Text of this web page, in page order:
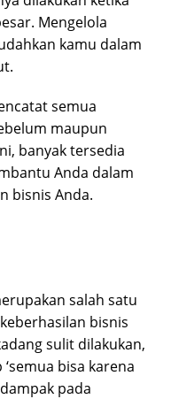
Mengelola
kamu dalam
semua
maupun
banyak tersedia
Anda dalam
bisnis Anda.
salah satu
bisnis
sulit dilakukan,
bisa karena
pada